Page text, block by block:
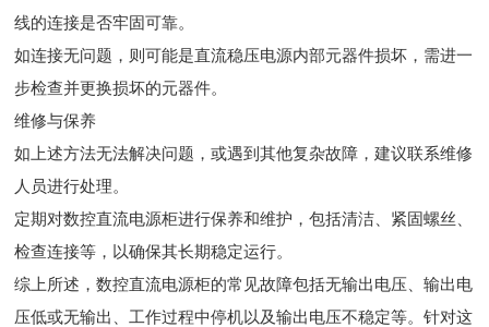
线的连接是否牢固可靠。
如连接无问题，则可能是直流稳压电源内部元器件损坏，需进一
步检查并更换损坏的元器件。
维修与保养
如上述方法无法解决问题，或遇到其他复杂故障，建议联系维修
人员进行处理。
定期对数控直流电源柜进行保养和维护，包括清洁、紧固螺丝、
检查连接等，以确保其长期稳定运行。
综上所述，数控直流电源柜的常见故障包括无输出电压、输出电
压低或无输出、工作过程中停机以及输出电压不稳定等。针对这